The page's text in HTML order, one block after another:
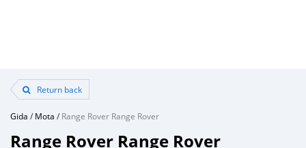
Return back
Gida /Mota /Range Rover Range Rover
Range Rover Range Rover